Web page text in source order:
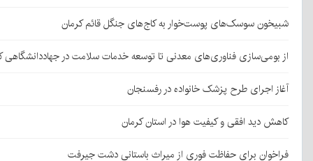
شبیخون سوسک‌های پوست‌خوار به کاج‌های جنگل قائم کرمان
از بومی‌سازی فناوری‌های معدنی تا توسعه خدمات سلامت در جهاددانشگاهی
آغاز اجرای طرح پزشک خانواده در رفسنجان
کاهش دید افقی و کیفیت هوا در استان کرمان
فراخوان برای حفاظت فوری از میراث باستانی دشت جیرفت